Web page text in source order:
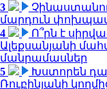
3
մարդուն
4
Ո՞րն է
Ալեքսանյանի
մանրամասներ
5
Խստորեն
Ռուբինյանի